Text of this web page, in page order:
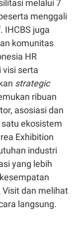
melalui 7
menggali
IHCBS juga
komunitas
HR
visi serta
strategic
ribuan
asosiasi dan
ekosistem
Exhibition
industri
yang lebih
dan melihat
langsung.